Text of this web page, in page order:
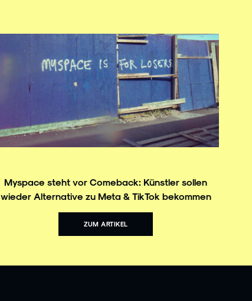
Myspace steht vor Comeback: Künstler sollen
wieder Alternative zu Meta & TikTok bekommen
ZUM ARTIKEL